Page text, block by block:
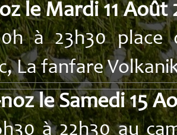
le Mardi 11 Août
à 23h30 place
La fanfare
le Samedi 15
à 22h30 au